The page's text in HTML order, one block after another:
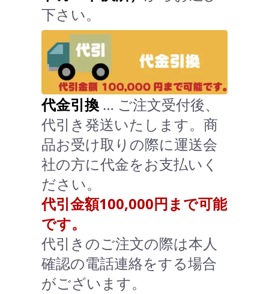
下さい。
代金引換 … ご注文受付後、
代引き発送いたします。商
品お受け取りの際に運送会
社の方に代金をお支払いく
ださい。
代引金額100,000円まで可能
です。
代引きのご注文の際は本人
確認の電話連絡をする場合
がございます。